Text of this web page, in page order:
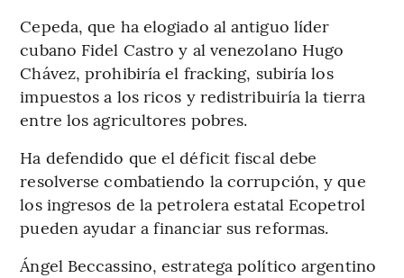
Cepeda, que ha elogiado al antiguo líder
cubano Fidel Castro y al venezolano Hugo
Chávez, prohibiría el fracking, subiría los
impuestos a los ricos y redistribuiría la tierra
entre los agricultores pobres.
Ha defendido que el déficit fiscal debe
resolverse combatiendo la corrupción, y que
los ingresos de la petrolera estatal Ecopetrol
pueden ayudar a financiar sus reformas.
Ángel Beccassino, estratega político argentino